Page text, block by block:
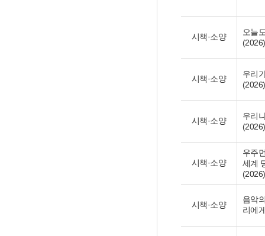
시책·소양
오늘
(2026)
시책·소양
우리
(2026)
시책·소양
우리
(2026)
시책·소양
우주
세계
(2026)
시책·소양
음악
리에